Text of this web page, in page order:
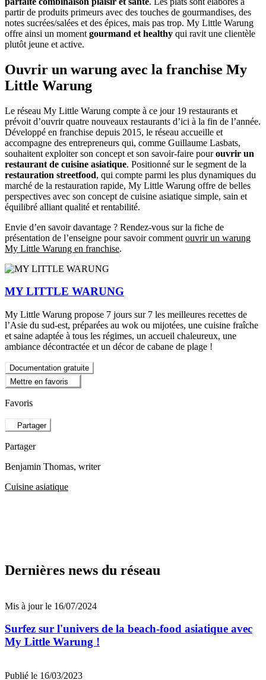
partir de produits primeurs avec des touches de gourmandises, des
notes sucrées/salées et des épices, mais pas trop. My Little Warung
offre ainsi un moment gourmand et healthy qui ravit une clientèle
plutôt jeune et active.
Ouvrir un warung avec la franchise My
Little Warung
Le réseau My Little Warung compte à ce jour 19 restaurants et
prévoit d’ouvrir quatre nouveaux restaurants d’ici à la fin de l’année.
Développé en franchise depuis 2015, le réseau accueille et
accompagne des entrepreneurs qui, comme Guillaume Lasbats,
souhaitent exploiter son concept et son savoir-faire pourouvrir un
restaurant de cuisine asiatique. Positionné sur le segment de la
restauration streetfood, qui compte parmi les plus dynamiques du
marché de la restauration rapide, My Little Warung offre de belles
perspectives avec son concept de cuisine asiatique simple, sain et
équilibré alliant qualité et rentabilité.
Envie d’en savoir davantage ? Rendez-vous sur la fiche de
présentation de l’enseigne pour savoir comment ouvrir un warung
My Little Warung en franchise.
MY LITTLE WARUNG
My Little Warung propose 7 jours sur 7 les meilleures recettes de
l’Asie du sud-est, préparées au wok ou mijotées, une cuisine fraîche
et saine adaptée à tous les régimes, un accueil chaleureux, une
ambiance décontractée et un décor de cabane de plage !
Documentation gratuite
Mettre en favoris
Favoris
Partager
Partager
Benjamin Thomas, writer
Cuisine asiatique
Dernières news du réseau
Mis à jour le 16/07/2024
Surfez sur l'univers de la beach-food asiatique avec
My Little Warung !
Publié le 16/03/2023